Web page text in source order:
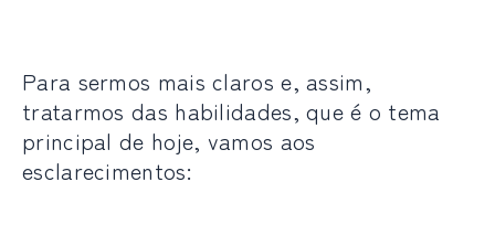
Para sermos mais claros e, assim,
tratarmos das habilidades, que é o tema
principal de hoje, vamos aos
esclarecimentos: